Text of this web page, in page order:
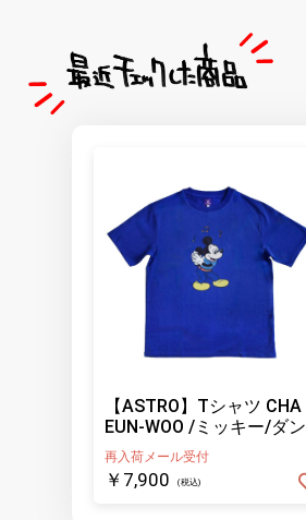
【ASTRO】Tシャツ CHA
EUN-WOO /ミッキー/ダン
ス（XLサイズ）
再入荷メール受付
￥7,900 (税込)